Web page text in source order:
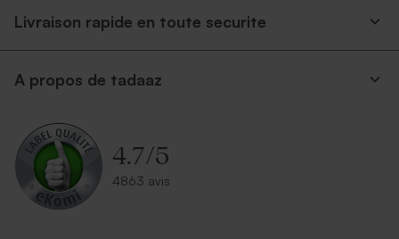
Livraison rapide en toute securite
A propos de tadaaz
4.7/5
4863 avis